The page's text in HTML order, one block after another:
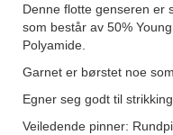
Denne flotte genseren er
som består av 50%
Polyamide.
Garnet er børstet noe
Egner seg godt til
Veiledende pinner: